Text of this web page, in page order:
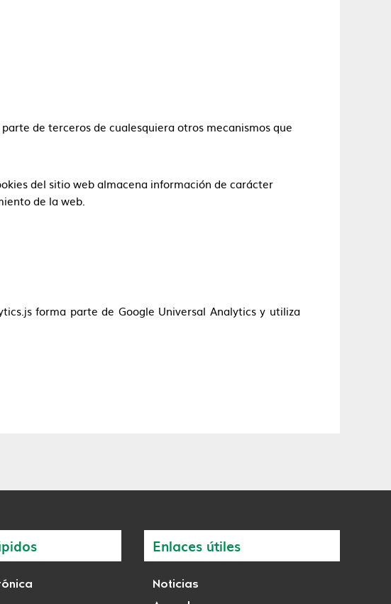
de terceros de cualesquiera otros mecanismos que
del sitio web almacena información de carácter
de la web.
forma parte de Google Universal Analytics y utiliza
Enlaces útiles
Noticias